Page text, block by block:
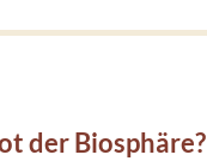
der Biosphäre?